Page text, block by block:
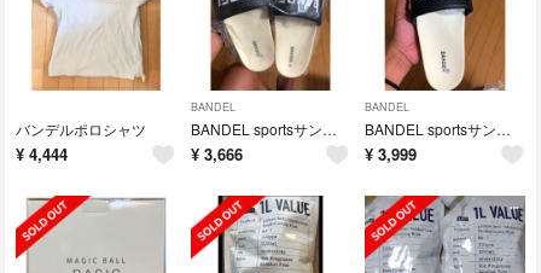
バンデルポロシャツ
¥ 4,444
BANDEL
BANDEL sportsサンダルM 廃番品入手困難
¥ 3,666
BANDEL
BANDEL sportsサンダルM 廃番品入手困難
¥ 3,999